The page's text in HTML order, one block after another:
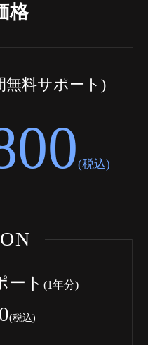
格
無料サポート)
(税込)
ート (1年分)
(税込)